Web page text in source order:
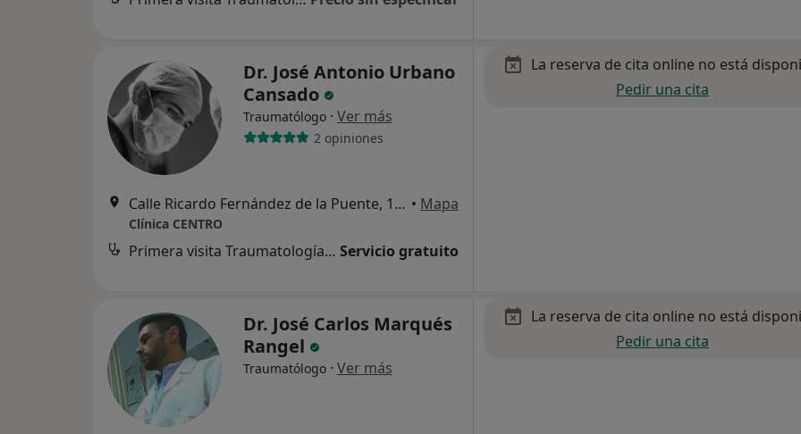
Dr. José Antonio Urbano
Cansado
Traumatólogo · Ver más
2 opiniones
Calle Ricardo Fernández de la Puente, 11A, Badajoz • Mapa
Clínica CENTRO
Primera visita Traumatología y Cirugía Ortopédica Servicio gratuito
La reserva de cita online no está
Pedir una cita
Dr. José Carlos Marqués
Rangel
Traumatólogo · Ver más
La reserva de cita online no está
Pedir una cita